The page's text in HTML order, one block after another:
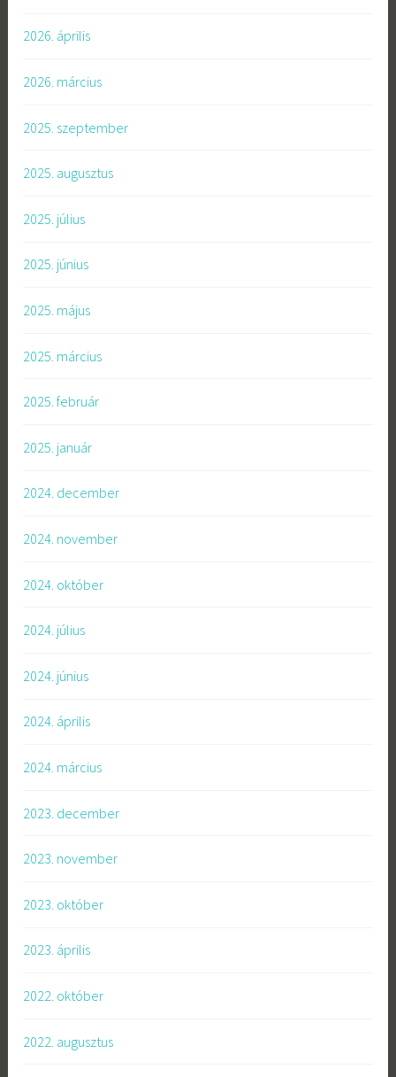
2026. április
2026. március
2025. szeptember
2025. augusztus
2025. július
2025. június
2025. május
2025. március
2025. február
2025. január
2024. december
2024. november
2024. október
2024. július
2024. június
2024. április
2024. március
2023. december
2023. november
2023. október
2023. április
2022. október
2022. augusztus